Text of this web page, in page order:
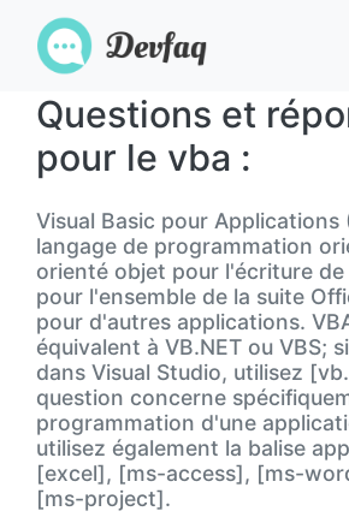
Questions et
pour le vba :
Visual Basic pour Applications
langage de programmation
orienté objet pour l'écriture
pour l'ensemble de la suite
pour d'autres applications.
équivalent à VB.NET ou VBS;
dans Visual Studio, utilisez
question concerne
programmation d'une
utilisez également la balise
[excel], [ms-access], [ms-
[ms-project].